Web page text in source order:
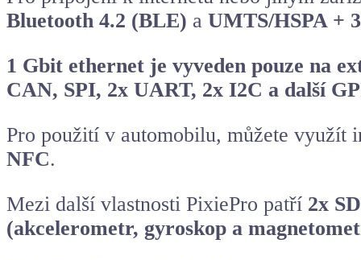
Bluetooth 4.2 (BLE) a UMTS/HSPA +
1 Gbit ethernet je vyveden pouze na
CAN, SPI, 2x UART, 2x I2C a další
Pro použití v automobilu, můžete využít
NFC.
Mezi další vlastnosti PixiePro patří 2x
(akcelerometr, gyroskop a